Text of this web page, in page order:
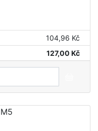
104,96 Kč
127,00 Kč